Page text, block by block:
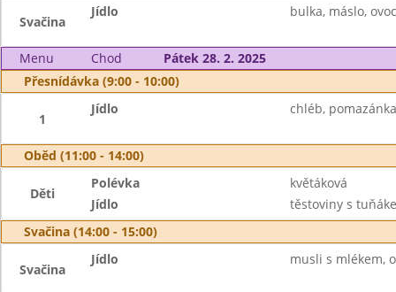
Svačina
Jídlo bulka, máslo,
Menu Chod
Pátek 28. 2. 2025
Přesnídávka (9:00 - 10:00)
1
Jídlo chléb,
Oběd (11:00 - 14:00)
Děti
Polévka
květáková
Jídlo
těstoviny s
Svačina (14:00 - 15:00)
Svačina
Jídlo musli s mlékem,